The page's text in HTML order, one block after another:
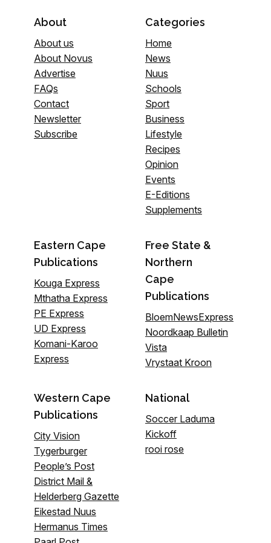
About
About us
About Novus
Advertise
FAQs
Contact
Newsletter
Subscribe
Categories
Home
News
Nuus
Schools
Sport
Business
Lifestyle
Recipes
Opinion
Events
E-Editions
Supplements
Eastern Cape
Publications
Kouga Express
Mthatha Express
PE Express
UD Express
Komani-Karoo
Express
Free State &
Northern
Cape
Publications
BloemNewsExpress
Noordkaap Bulletin
Vista
Vrystaat Kroon
Western Cape
Publications
City Vision
Tygerburger
People’s Post
District Mail &
Helderberg Gazette
Eikestad Nuus
Hermanus Times
National
Soccer Laduma
Kickoff
rooi rose